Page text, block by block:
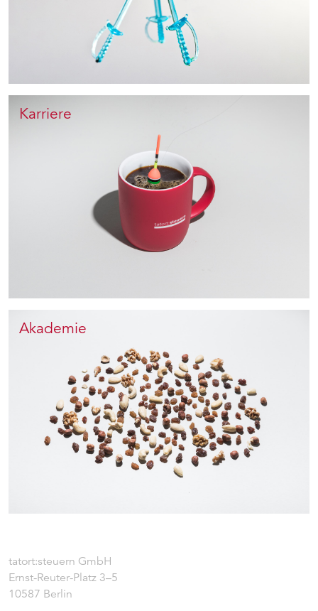
Karriere
Akademie
tatort:steuern GmbH
Ernst-Reuter-Platz 3–5
10587 Berlin